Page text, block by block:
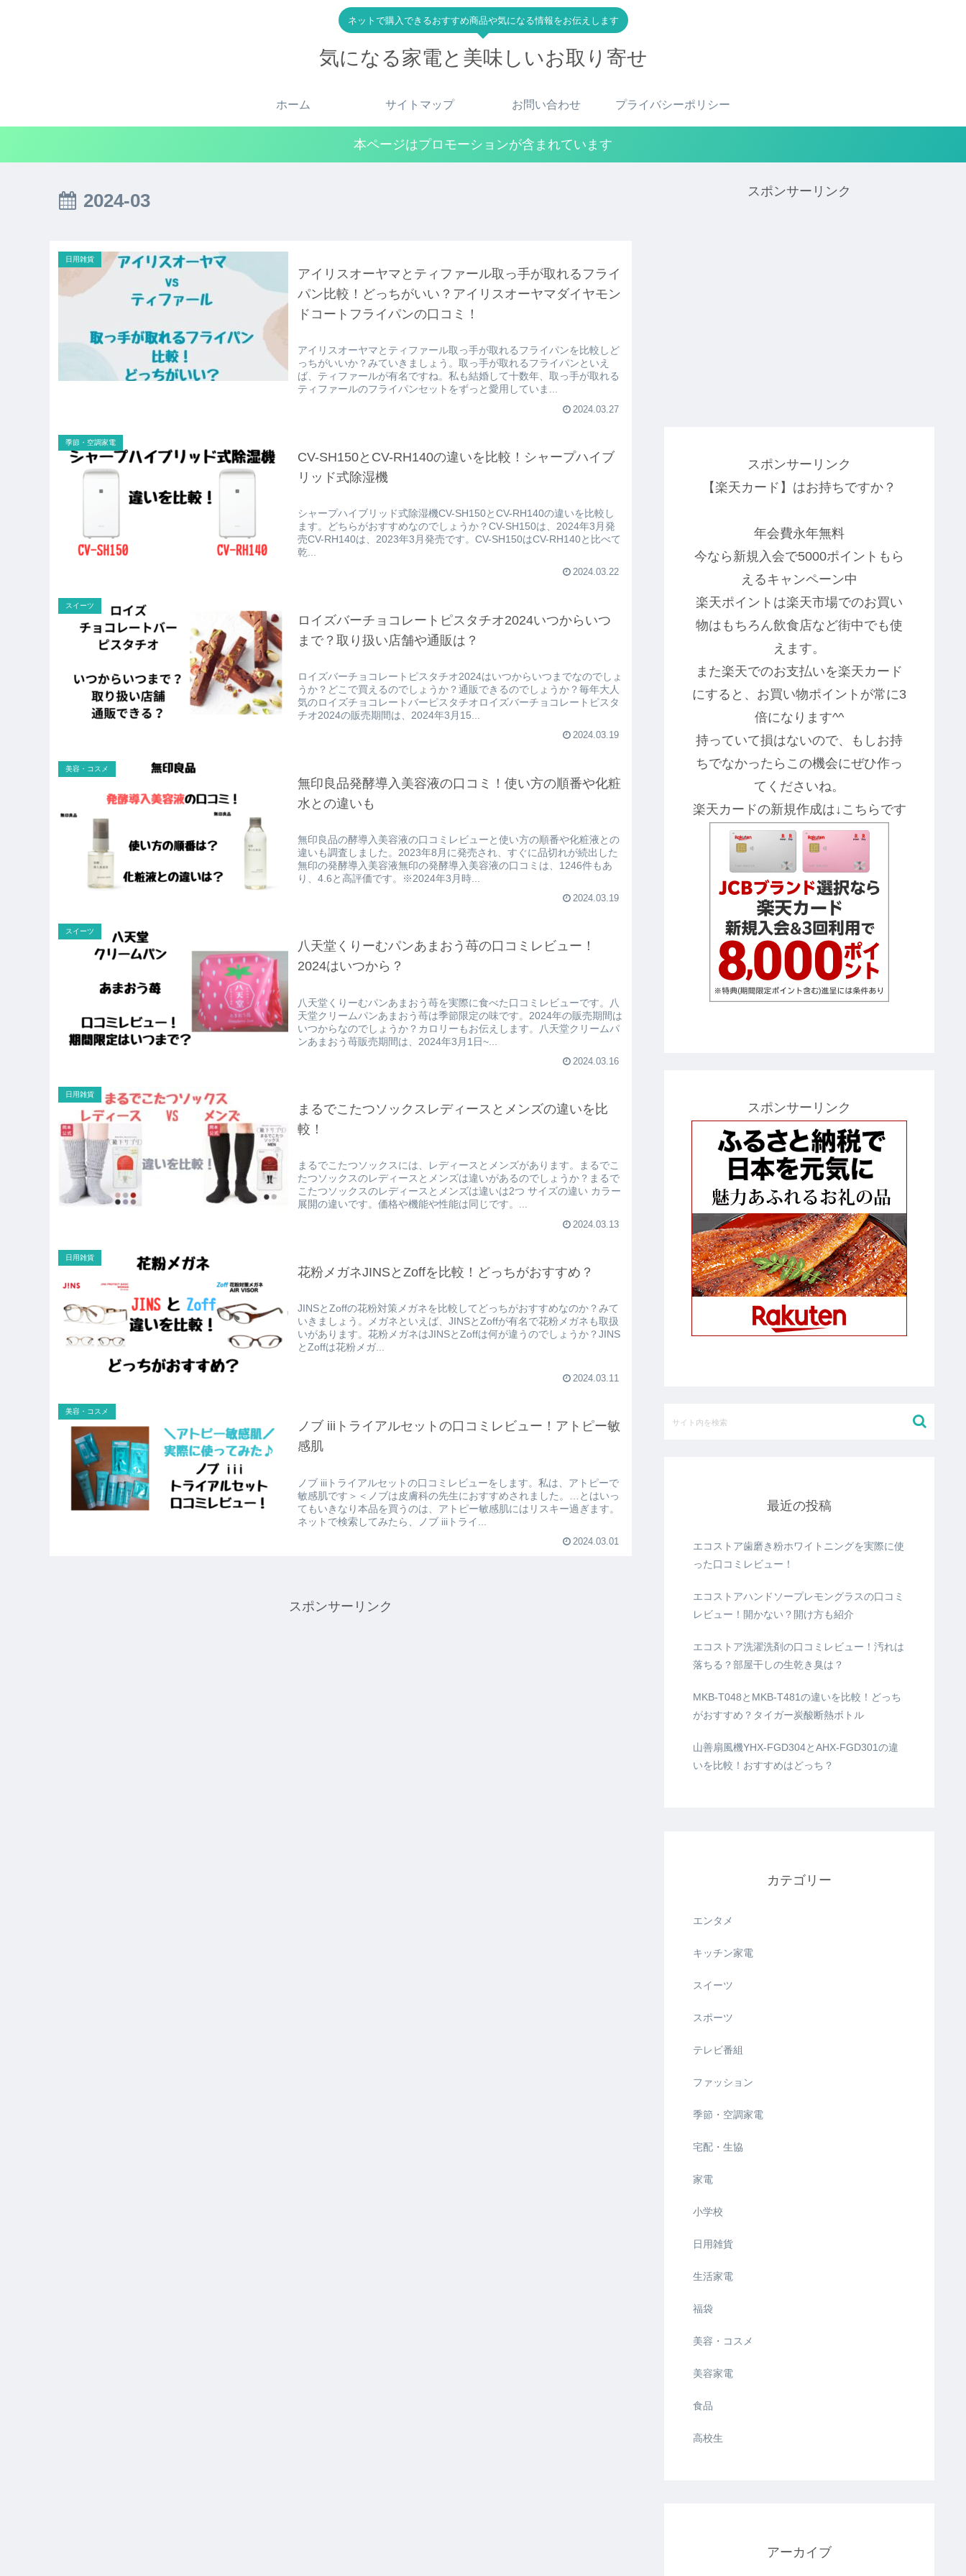
ネットで購入できるおすすめ商品や気になる情報をお伝えします
気になる家電と美味しいお取り寄せ
ホーム サイトマップ お問い合わせ プライバシーポリシー
本ページはプロモーションが含まれています
2024-03
日用雑貨
アイリスオーヤマとティファール取っ手が取れるフライ
パン比較！どっちがいい？アイリスオーヤマダイヤモン
ドコートフライパンの口コミ！
アイリスオーヤマとティファール取っ手が取れるフライパンを比較しど
っちがいいか？みていきましょう。取っ手が取れるフライパンといえ
ば、ティファールが有名ですね。私も結婚して十数年、取っ手が取れる
ティファールのフライパンセットをずっと愛用していま...
2024.03.27
季節・空調家電
CV-SH150とCV-RH140の違いを比較！シャープハイブ
リッド式除湿機
シャープハイブリッド式除湿機CV-SH150とCV-RH140の違いを比較し
ます。どちらがおすすめなのでしょうか？CV-SH150は、2024年3月発
売CV-RH140は、2023年3月発売です。CV-SH150はCV-RH140と比べて
乾...
2024.03.22
スイーツ
ロイズバーチョコレートピスタチオ2024いつからいつ
まで？取り扱い店舗や通販は？
ロイズバーチョコレートピスタチオ2024はいつからいつまでなのでしょ
うか？どこで買えるのでしょうか？通販できるのでしょうか？毎年大人
気のロイズチョコレートバーピスタチオロイズバーチョコレートピスタ
チオ2024の販売期間は、2024年3月15...
2024.03.19
美容・コスメ
無印良品発酵導入美容液の口コミ！使い方の順番や化粧
水との違いも
無印良品の酵導入美容液の口コミレビューと使い方の順番や化粧液との
違いも調査しました。2023年8月に発売され、すぐに品切れが続出した
無印の発酵導入美容液無印の発酵導入美容液の口コミは、1246件もあ
り、4.6と高評価です。※2024年3月時...
2024.03.19
スイーツ
八天堂くりーむパンあまおう苺の口コミレビュー！
2024はいつから？
八天堂くりーむパンあまおう苺を実際に食べた口コミレビューです。八
天堂クリームパンあまおう苺は季節限定の味です。2024年の販売期間は
いつからなのでしょうか？カロリーもお伝えします。八天堂クリームパ
ンあまおう苺販売期間は、2024年3月1日~...
2024.03.16
日用雑貨
まるでこたつソックスレディースとメンズの違いを比
較！
まるでこたつソックスには、レディースとメンズがあります。まるでこ
たつソックスのレディースとメンズは違いがあるのでしょうか？まるで
こたつソックスのレディースとメンズは違いは2つ サイズの違い カラー
展開の違いです。価格や機能や性能は同じです。...
2024.03.13
日用雑貨
花粉メガネJINSとZoffを比較！どっちがおすすめ？
JINSとZoffの花粉対策メガネを比較してどっちがおすすめなのか？みて
いきましょう。メガネといえば、JINSとZoffが有名で花粉メガネも取扱
いがあります。花粉メガネはJINSとZoffは何が違うのでしょうか？JINS
とZoffは花粉メガ...
2024.03.11
美容・コスメ
ノブ iiiトライアルセットの口コミレビュー！アトピー敏
感肌
ノブ iiiトライアルセットの口コミレビューをします。私は、アトピーで
敏感肌です＞＜ノブは皮膚科の先生におすすめされました。…とはいっ
てもいきなり本品を買うのは、アトピー敏感肌にはリスキー過ぎます。
ネットで検索してみたら、ノブ iiiトライ...
2024.03.01
スポンサーリンク
スポンサーリンク
スポンサーリンク
【楽天カード】はお持ちですか？
年会費永年無料
今なら新規入会で5000ポイントもら
えるキャンペーン中
楽天ポイントは楽天市場でのお買い
物はもちろん飲食店など街中でも使
えます。
また楽天でのお支払いを楽天カード
にすると、お買い物ポイントが常に3
倍になります^^
持っていて損はないので、もしお持
ちでなかったらこの機会にぜひ作っ
てくださいね。
楽天カードの新規作成は↓こちらです
スポンサーリンク
最近の投稿
エコストア歯磨き粉ホワイトニングを実際に使
った口コミレビュー！
エコストアハンドソープレモングラスの口コミ
レビュー！開かない？開け方も紹介
エコストア洗濯洗剤の口コミレビュー！汚れは
落ちる？部屋干しの生乾き臭は？
MKB-T048とMKB-T481の違いを比較！どっち
がおすすめ？タイガー炭酸断熱ボトル
山善扇風機YHX-FGD304とAHX-FGD301の違
いを比較！おすすめはどっち？
カテゴリー
エンタメ
キッチン家電
スイーツ
スポーツ
テレビ番組
ファッション
季節・空調家電
宅配・生協
家電
小学校
日用雑貨
生活家電
福袋
美容・コスメ
美容家電
食品
高校生
アーカイブ